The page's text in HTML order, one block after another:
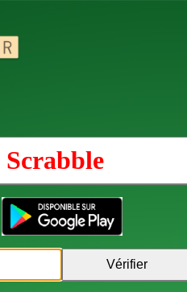
Scrabble